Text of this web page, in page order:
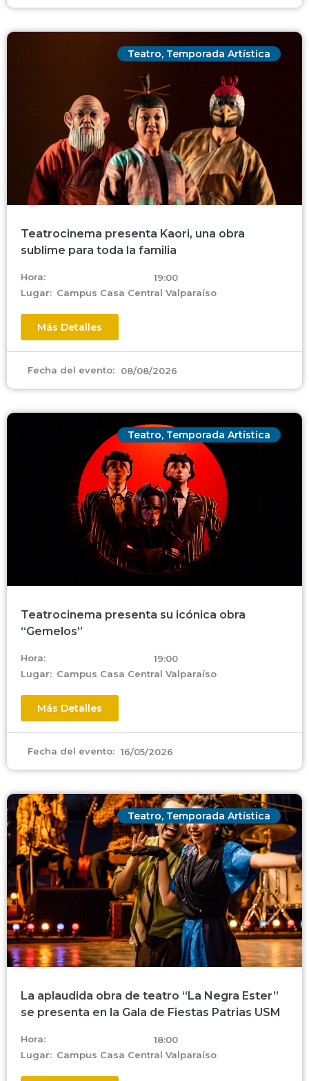
Teatro, Temporada Artística
Teatrocinema presenta Kaori, una obra
sublime para toda la familia
Hora:
19:00
Lugar: Campus Casa Central Valparaíso
Más Detalles
Fecha del evento: 08/08/2026
Teatro, Temporada Artística
Teatrocinema presenta su icónica obra
“Gemelos”
Hora:
19:00
Lugar: Campus Casa Central Valparaíso
Más Detalles
Fecha del evento: 16/05/2026
Teatro, Temporada Artística
La aplaudida obra de teatro “La Negra Ester”
se presenta en la Gala de Fiestas Patrias USM
Hora:
18:00
Lugar: Campus Casa Central Valparaíso